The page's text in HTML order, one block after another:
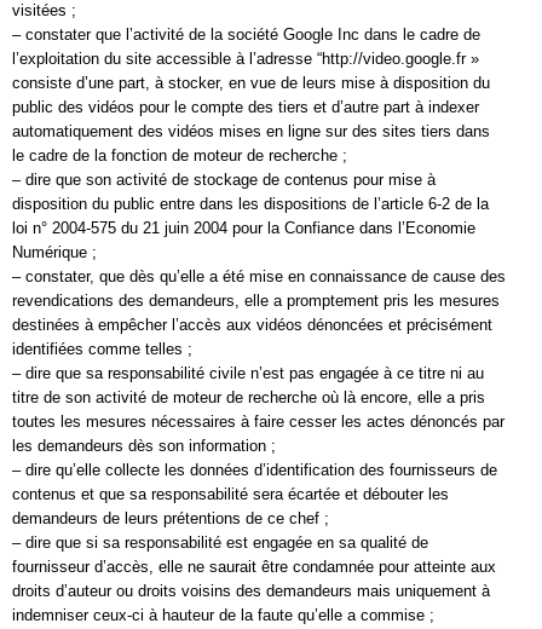
visitées ;
– constater que l’activité de la société Google Inc dans le cadre de
l’exploitation du site accessible à l’adresse “http://video.google.fr »
consiste d’une part, à stocker, en vue de leurs mise à disposition du
public des vidéos pour le compte des tiers et d’autre part à indexer
automatiquement des vidéos mises en ligne sur des sites tiers dans
le cadre de la fonction de moteur de recherche ;
– dire que son activité de stockage de contenus pour mise à
disposition du public entre dans les dispositions de l’article 6-2 de la
loi n° 2004-575 du 21 juin 2004 pour la Confiance dans l’Economie
Numérique ;
– constater, que dès qu’elle a été mise en connaissance de cause des
revendications des demandeurs, elle a promptement pris les mesures
destinées à empêcher l’accès aux vidéos dénoncées et précisément
identifiées comme telles ;
– dire que sa responsabilité civile n’est pas engagée à ce titre ni au
titre de son activité de moteur de recherche où là encore, elle a pris
toutes les mesures nécessaires à faire cesser les actes dénoncés par
les demandeurs dès son information ;
– dire qu’elle collecte les données d’identification des fournisseurs de
contenus et que sa responsabilité sera écartée et débouter les
demandeurs de leurs prétentions de ce chef ;
– dire que si sa responsabilité est engagée en sa qualité de
fournisseur d’accès, elle ne saurait être condamnée pour atteinte aux
droits d’auteur ou droits voisins des demandeurs mais uniquement à
indemniser ceux-ci à hauteur de la faute qu’elle a commise ;